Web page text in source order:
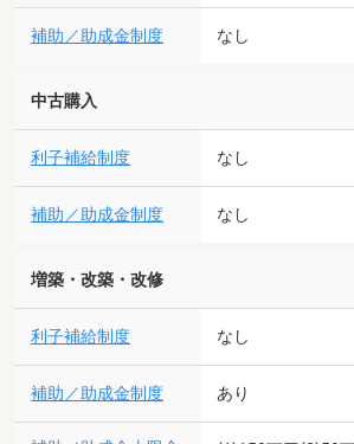
補助／助成金制度 なし
中古購入
利子補給制度 なし
補助／助成金制度 なし
増築・改築・改修
利子補給制度 なし
補助／助成金制度 あり